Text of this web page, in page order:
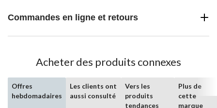
Commandes en ligne et retours
Acheter des produits connexes
Offres
hebdomadaires
Les clients ont
aussi consulté
Vers les
produits
tendances
Plus de
cette
marque